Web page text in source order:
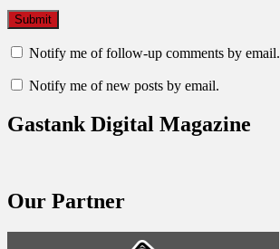
Notify me of follow-up comments by email.
Notify me of new posts by email.
Gastank Digital Magazine
Our Partner